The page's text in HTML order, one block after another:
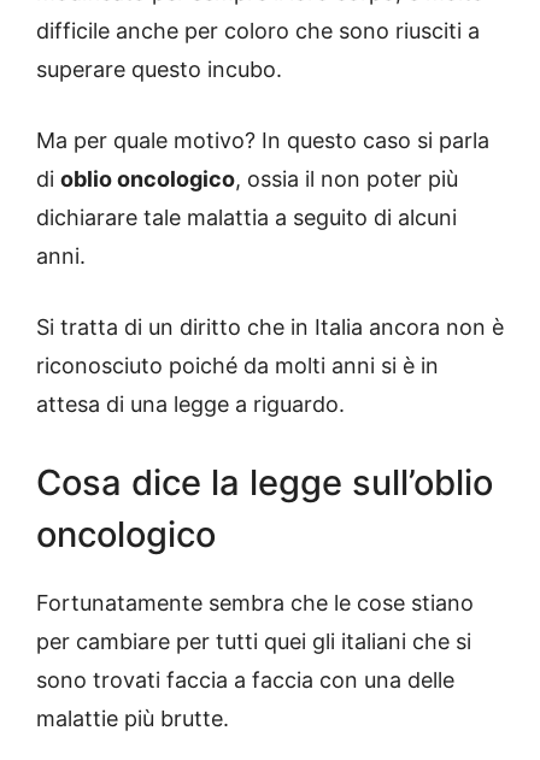
difficile anche per coloro che sono riusciti a
superare questo incubo.
Ma per quale motivo? In questo caso si parla
di oblio oncologico, ossia il non poter più
dichiarare tale malattia a seguito di alcuni
anni.
Si tratta di un diritto che in Italia ancora non è
riconosciuto poiché da molti anni si è in
attesa di una legge a riguardo.
Cosa dice la legge sull’oblio
oncologico
Fortunatamente sembra che le cose stiano
per cambiare per tutti quei gli italiani che si
sono trovati faccia a faccia con una delle
malattie più brutte.